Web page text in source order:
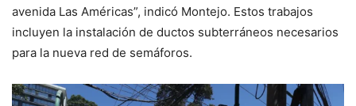
avenida Las Américas”, indicó Montejo. Estos trabajos
incluyen la instalación de ductos subterráneos necesarios
para la nueva red de semáforos.